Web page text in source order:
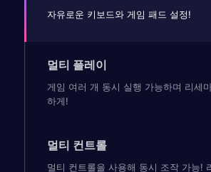
자유로운 키보드와 게임 패드 설정!
멀티 플레이
게임 여러 개 동시 실행 가능하며 리세
하게!
멀티 컨트롤
멀티 컨트롤을 사용해 동시 조작 가능!